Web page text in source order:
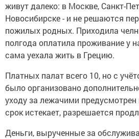
живут далеко: в Москве, Санкт-
Новосибирске - и не решаются
пожилых родных. Приходила
полгода оплатила проживание у
сама уехала жить в Грецию.
Платных палат всего 10, но с
было организовано
уходу за лежачими предусмотрен
срок истекает, разрешается
Деньги, вырученные за